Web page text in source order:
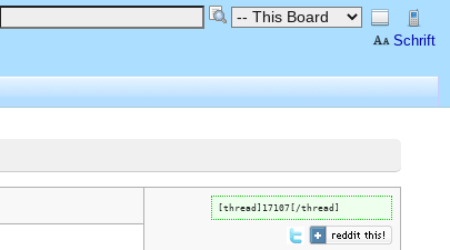
Schrift
[thread]17107[/thread]